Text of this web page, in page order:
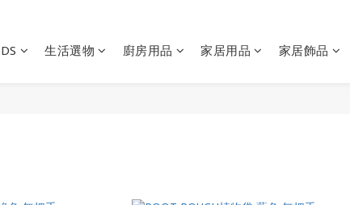
生活選物 廚房用品 家居用品 家居飾品